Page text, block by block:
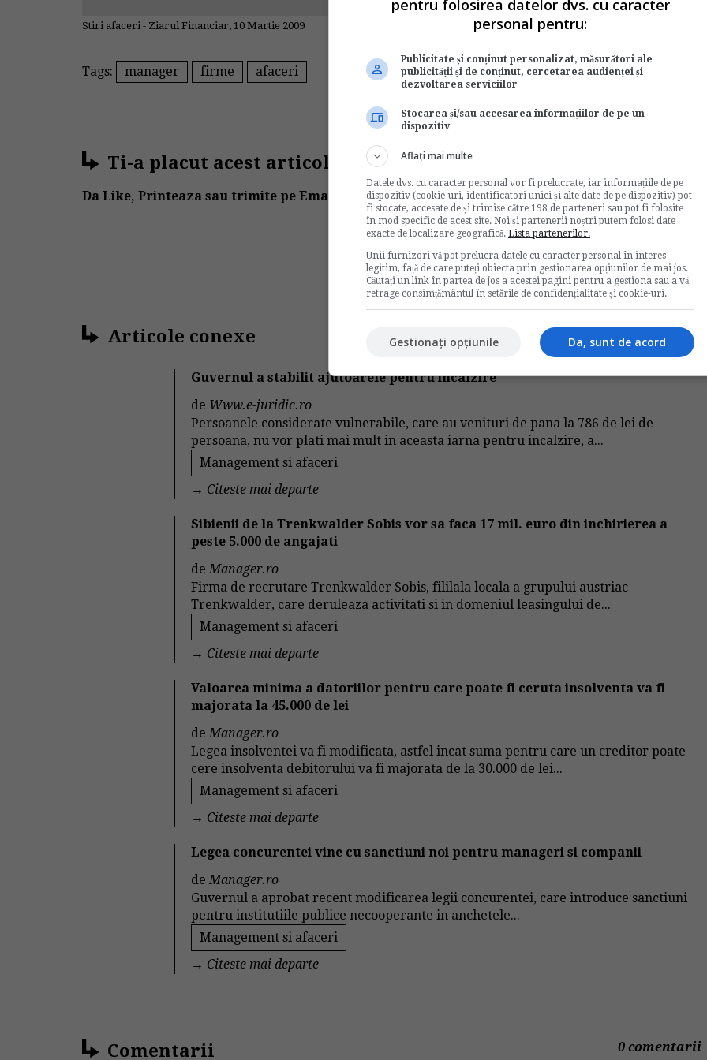
Stiri afaceri - Ziarul Financiar, 10 Martie 2009
Tags: manager firme afaceri
Ti-a placut acest articol?
Da Like, Printeaza sau trimite pe Email!
Votati articolul
Rating:
Nota:5 din1voturi
Articole conexe
Guvernul a stabilit ajutoarele pentru incalzire
de Www.e-juridic.ro
Persoanele considerate vulnerabile, care au venituri de pana la 786 de lei de
persoana, nu vor plati mai mult in aceasta iarna pentru incalzire, a...
Management si afaceri
→ Citeste mai departe
Sibienii de la Trenkwalder Sobis vor sa faca 17 mil. euro din inchirierea a
peste 5.000 de angajati
de Manager.ro
Firma de recrutare Trenkwalder Sobis, fililala locala a grupului austriac
Trenkwalder, care deruleaza activitati si in domeniul leasingului de...
Management si afaceri
→ Citeste mai departe
Valoarea minima a datoriilor pentru care poate fi ceruta insolventa va fi
majorata la 45.000 de lei
de Manager.ro
Legea insolventei va fi modificata, astfel incat suma pentru care un creditor poate
cere insolventa debitorului va fi majorata de la 30.000 de lei...
Management si afaceri
→ Citeste mai departe
Legea concurentei vine cu sanctiuni noi pentru manageri si companii
de Manager.ro
Guvernul a aprobat recent modificarea legii concurentei, care introduce sanctiuni
pentru institutiile publice necooperante in anchetele...
Management si afaceri
→ Citeste mai departe
Comentarii 0 comentarii
pentru folosirea datelor dvs. cu caracter
personal pentru:
Publicitate și conținut personalizat, măsurători ale
publicității și de conținut, cercetarea audienței și
dezvoltarea serviciilor
Stocarea și/sau accesarea informațiilor de pe un
dispozitiv
Aflați mai multe
Datele dvs. cu caracter personal vor fi prelucrate, iar informațiile de pe
dispozitiv (cookie-uri, identificatori unici și alte date de pe dispozitiv) pot
fi stocate, accesate de și trimise către 198 de parteneri sau pot fi folosite
în mod specific de acest site. Noi și partenerii noștri putem folosi date
exacte de localizare geografică. Lista partenerilor.
Unii furnizori vă pot prelucra datele cu caracter personal în interes
legitim, față de care puteți obiecta prin gestionarea opțiunilor de mai jos.
Căutați un link în partea de jos a acestei pagini pentru a gestiona sau a vă
retrage consimțământul în setările de confidențialitate și cookie-uri.
Da, sunt de acord
Gestionați opțiunile